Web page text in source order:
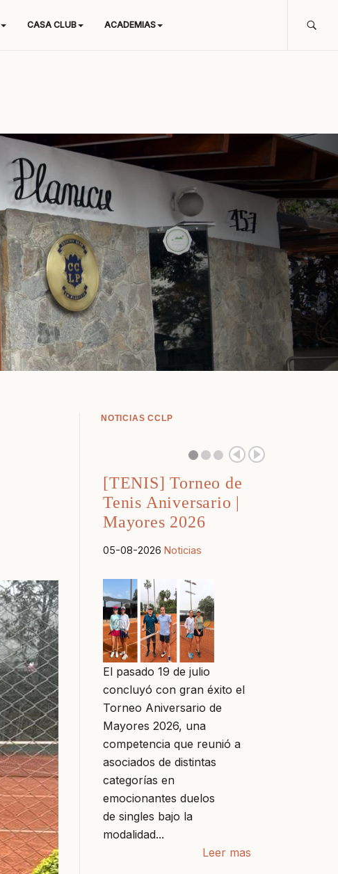
CASA CLUB ACADEMIAS
NOTICIAS CCLP
[TENIS] Torneo de
Tenis Aniversario |
Mayores 2026
05-08-2026 Noticias
El pasado 19 de julio
concluyó con gran éxito el
Torneo Aniversario de
Mayores 2026, una
competencia que reunió a
asociados de distintas
categorías en
emocionantes duelos
de singles bajo la
modalidad...
Leer mas